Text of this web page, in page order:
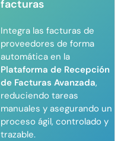
facturas
Integra las facturas de
proveedores de forma
automática en la
Plataforma de Recepción
de Facturas Avanzada,
reduciendo tareas
manuales y asegurando un
proceso ágil, controlado y
trazable.